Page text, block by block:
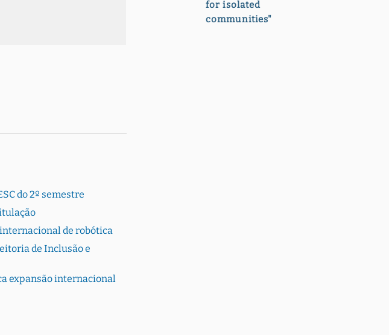
do 2º semestre
internacional de robótica
de Inclusão e
expansão internacional
for isolated
communities"